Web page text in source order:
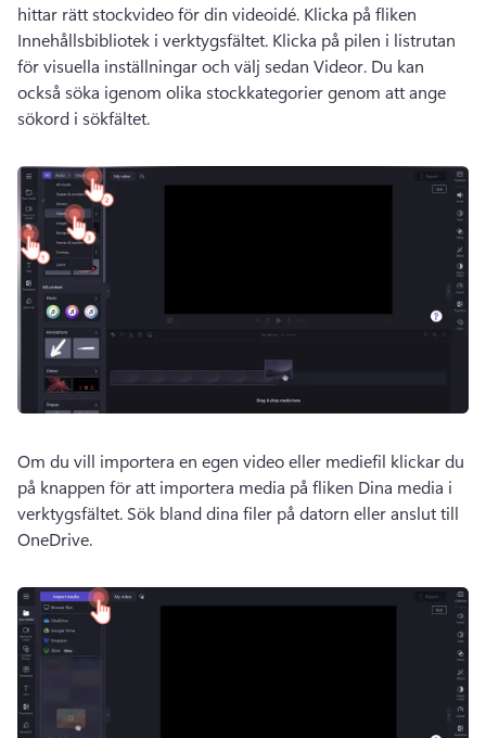
hittar rätt stockvideo för din videoidé. Klicka på fliken
Innehållsbibliotek i verktygsfältet. Klicka på pilen i listrutan
för visuella inställningar och välj sedan Videor. Du kan
också söka igenom olika stockkategorier genom att ange
sökord i sökfältet.
Om du vill importera en egen video eller mediefil klickar du
på knappen för att importera media på fliken Dina media i
verktygsfältet. Sök bland dina filer på datorn eller anslut till
OneDrive.